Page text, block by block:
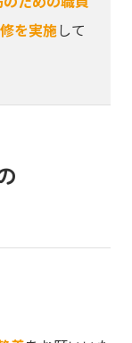
を実施して